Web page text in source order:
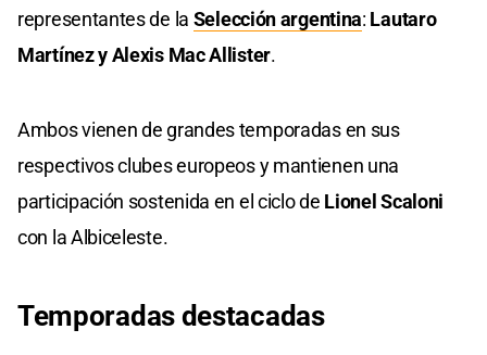
representantes de la Selección argentina: Lautaro
Martínez y Alexis Mac Allister.
Ambos vienen de grandes temporadas en sus
respectivos clubes europeos y mantienen una
participación sostenida en el ciclo de Lionel Scaloni
con la Albiceleste.
Temporadas destacadas